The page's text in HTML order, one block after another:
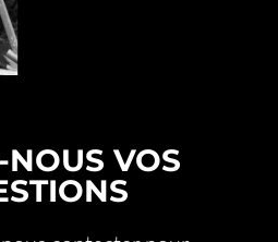
NOUS VOS